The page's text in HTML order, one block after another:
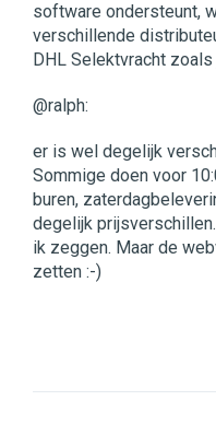
software ondersteunt,
verschillende
DHL Selektvracht
@ralph:
er is wel degelijk
Sommige doen voor
buren,
degelijk
ik zeggen. Maar de
zetten :-)